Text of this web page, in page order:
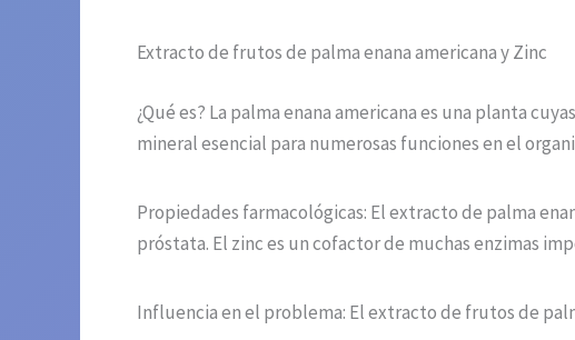
Extracto de frutos de palma enana americana y Zinc
¿Qué es? La palma enana americana es una planta
mineral esencial para numerosas funciones en el
Propiedades farmacológicas: El extracto de palma
próstata. El zinc es un cofactor de muchas enzimas
Influencia en el problema: El extracto de frutos de